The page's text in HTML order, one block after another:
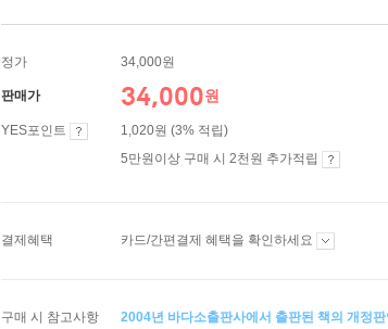
정가 34,000원
판매가 34,000원
YES포인트
1,020원 (3% 적립)
5만원이상 구매 시 2천원 추가적립
결제혜택 카드/간편결제 혜택을 확인하세요
구매 시 참고사항
2004년 바다소출판사에서 출판된 책의 개정